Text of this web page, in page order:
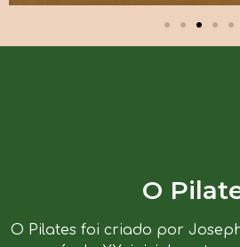
O
O Pilates foi criado por